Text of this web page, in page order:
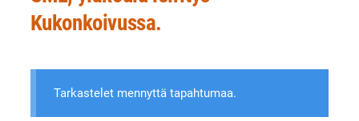
Kukonkoivussa.
Tarkastelet mennyttä tapahtumaa.